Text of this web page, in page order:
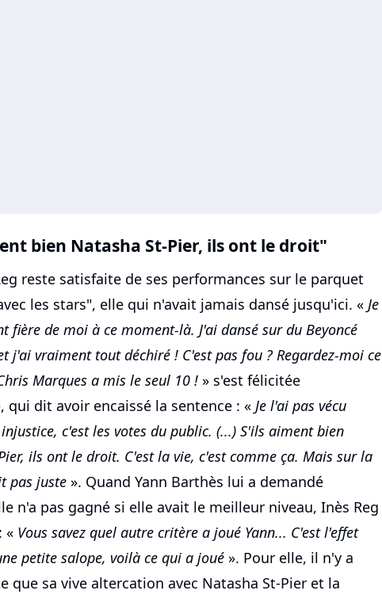
bien Natasha St-Pier, ils ont le droit"
reste satisfaite de ses performances sur le parquet
les stars", elle qui n'avait jamais dansé jusqu'ici. « Je
fière de moi à ce moment-là. J'ai dansé sur du Beyoncé
j'ai vraiment tout déchiré ! C'est pas fou ? Regardez-moi ce
Marques a mis le seul 10 ! » s'est félicitée
qui dit avoir encaissé la sentence : « Je l'ai pas vécu
c'est les votes du public. (...) S'ils aiment bien
ils ont le droit. C'est la vie, c'est comme ça. Mais sur la
pas juste ». Quand Yann Barthès lui a demandé
n'a pas gagné si elle avait le meilleur niveau, Inès Reg
« Vous savez quel autre critère a joué Yann... C'est l'effet
petite salope, voilà ce qui a joué ». Pour elle, il n'y a
que sa vive altercation avec Natasha St-Pier et la